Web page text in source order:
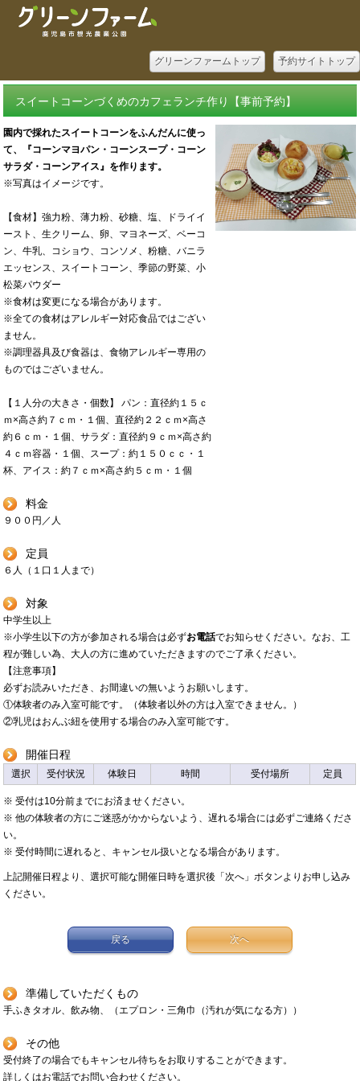
予約サイトトップ
グリーンファームトップ
スイートコーンづくめのカフェランチ作り【事前予約】
園内で採れたスイートコーンをふんだんに使っ
て、『コーンマヨパン・コーンスープ・コーン
サラダ・コーンアイス』を作ります。
※写真はイメージです。
【食材】強力粉、薄力粉、砂糖、塩、ドライイ
ースト、生クリーム、卵、マヨネーズ、ベーコ
ン、牛乳、コショウ、コンソメ、粉糖、バニラ
エッセンス、スイートコーン、季節の野菜、小
松菜パウダー
※食材は変更になる場合があります。
※全ての食材はアレルギー対応食品ではござい
ません。
※調理器具及び食器は、食物アレルギー専用の
ものではございません。
【１人分の大きさ・個数】 パン：直径約１５ｃ
ｍ×高さ約７ｃｍ・１個、直径約２２ｃｍ×高さ
約６ｃｍ・１個、サラダ：直径約９ｃｍ×高さ約
４ｃｍ容器・１個、スープ：約１５０ｃｃ・１
杯、アイス：約７ｃｍ×高さ約５ｃｍ・１個
料金
９００円／人
定員
６人（１口１人まで）
対象
中学生以上
※小学生以下の方が参加される場合は必ずお電話でお知らせください。なお、工
程が難しい為、大人の方に進めていただきますのでご了承ください。
【注意事項】
必ずお読みいただき、お間違いの無いようお願いします。
①体験者のみ入室可能です。（体験者以外の方は入室できません。）
②乳児はおんぶ紐を使用する場合のみ入室可能です。
開催日程
選択 受付状況 体験日 時間 受付場所 定員
※ 受付は10分前までにお済ませください。
※ 他の体験者の方にご迷惑がかからないよう、遅れる場合には必ずご連絡くださ
い。
※ 受付時間に遅れると、キャンセル扱いとなる場合があります。
上記開催日程より、選択可能な開催日時を選択後「次へ」ボタンよりお申し込み
ください。
戻る 次へ
準備していただくもの
手ふきタオル、飲み物、（エプロン・三角巾（汚れが気になる方））
その他
受付終了の場合でもキャンセル待ちをお取りすることができます。
詳しくはお電話でお問い合わせください。